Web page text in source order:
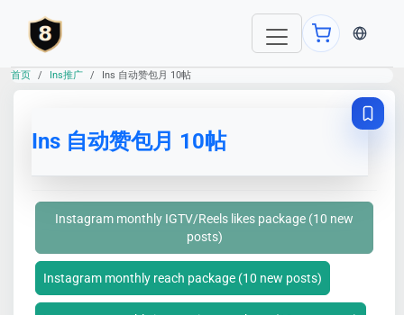
当前语
首页 Ins推广 Ins 自动赞包月 10帖
Ins 自动赞包月 10帖
Instagram monthly IGTV/Reels likes package (10 new
posts)
Instagram monthly reach package (10 new posts)